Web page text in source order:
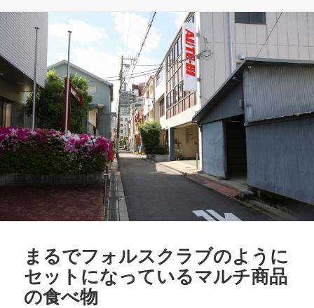
まるでフォルスクラブのように
セットになっているマルチ商品
の食べ物